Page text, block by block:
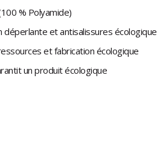
% Polyamide)
déperlante et antisalissures écologique
et fabrication écologique
un produit écologique